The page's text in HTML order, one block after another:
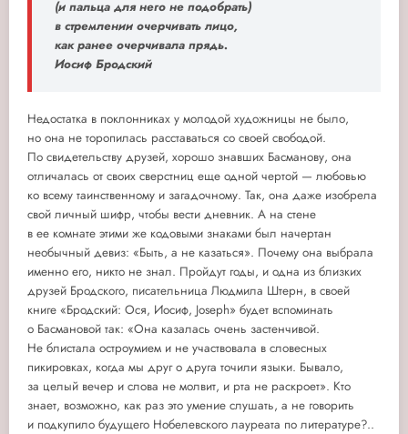
(и пальца для него не подобрать)
в стремлении очерчивать лицо,
как ранее очерчивала прядь.
Иосиф Бродский
Недостатка в поклонниках у молодой художницы не было,
но она не торопилась расставаться со своей свободой.
По свидетельству друзей, хорошо знавших Басманову, она
отличалась от своих сверстниц еще одной чертой — любовью
ко всему таинственному и загадочному. Так, она даже изобрела
свой личный шифр, чтобы вести дневник. А на стене
в ее комнате этими же кодовыми знаками был начертан
необычный девиз: «Быть, а не казаться». Почему она выбрала
именно его, никто не знал. Пройдут годы, и одна из близких
друзей Бродского, писательница Людмила Штерн, в своей
книге «Бродский: Ося, Иосиф, Joseph» будет вспоминать
о Басмановой так: «Она казалась очень застенчивой.
Не блистала остроумием и не участвовала в словесных
пикировках, когда мы друг о друга точили языки. Бывало,
за целый вечер и слова не молвит, и рта не раскроет». Кто
знает, возможно, как раз это умение слушать, а не говорить
и подкупило будущего Нобелевского лауреата по литературе?..